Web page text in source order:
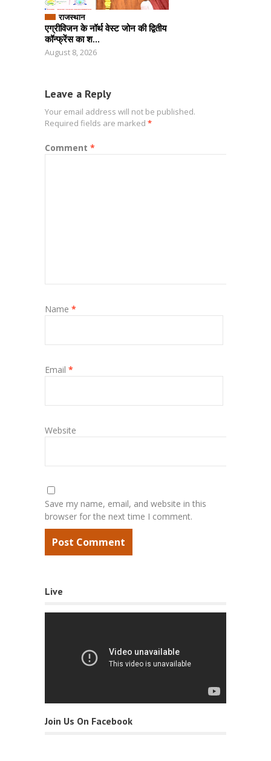
राजस्थान
एग्रीविजन के नॉर्थ वेस्ट जोन की द्वितीय
कॉन्फ्रेंस का श...
August 8, 2026
Leave a Reply
Your email address will not be published.
Required fields are marked *
Comment *
Name *
Email *
Website
Save my name, email, and website in this
browser for the next time I comment.
Live
Join Us On Facebook